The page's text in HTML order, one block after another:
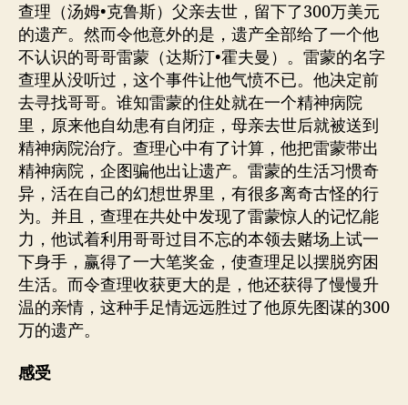
查理（汤姆•克鲁斯）父亲去世，留下了300万美元
的遗产。然而令他意外的是，遗产全部给了一个他
不认识的哥哥雷蒙（达斯汀•霍夫曼）。雷蒙的名字
查理从没听过，这个事件让他气愤不已。他决定前
去寻找哥哥。谁知雷蒙的住处就在一个精神病院
里，原来他自幼患有自闭症，母亲去世后就被送到
精神病院治疗。查理心中有了计算，他把雷蒙带出
精神病院，企图骗他出让遗产。雷蒙的生活习惯奇
异，活在自己的幻想世界里，有很多离奇古怪的行
为。并且，查理在共处中发现了雷蒙惊人的记忆能
力，他试着利用哥哥过目不忘的本领去赌场上试一
下身手，赢得了一大笔奖金，使查理足以摆脱穷困
生活。而令查理收获更大的是，他还获得了慢慢升
温的亲情，这种手足情远远胜过了他原先图谋的300
万的遗产。
感受